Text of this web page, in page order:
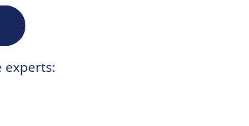
experts: